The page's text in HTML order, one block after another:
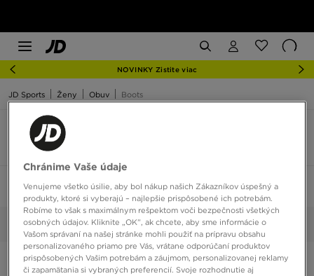
NOVINKY Zistite viac
JD Sports Ženy Obuv Boots
Zoradiť:Odporúčané Filtrovať 1
Vybrané: Dr. Martens Vyčistiť
Chránime Vaše údaje
Venujeme všetko úsilie, aby bol nákup našich Zákazníkov úspešný a
produkty, ktoré si vyberajú – najlepšie prispôsobené ich potrebám.
Robíme to však s maximálnym rešpektom voči bezpečnosti všetkých
osobných údajov. Kliknite „OK”, ak chcete, aby sme informácie o
Vašom správaní na našej stránke mohli použiť na prípravu obsahu
personalizovaného priamo pre Vás, vrátane odporúčaní produktov
prispôsobených Vašim potrebám a záujmom, personalizovanej reklamy
či zapamätania si vybraných preferencií. Svoje rozhodnutie aj